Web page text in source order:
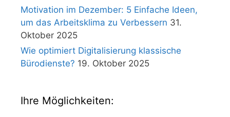
Motivation im Dezember: 5 Einfache Ideen,
um das Arbeitsklima zu Verbessern 31.
Oktober 2025
Wie optimiert Digitalisierung klassische
Bürodienste? 19. Oktober 2025
Ihre Möglichkeiten: